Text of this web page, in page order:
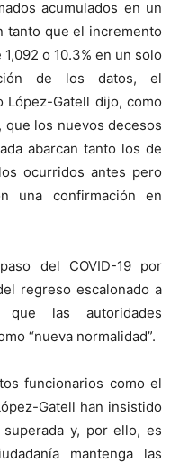
acumulados en un
tanto que el incremento
o 10.3% en un solo
de los datos, el
López-Gatell dijo, como
que los nuevos decesos
abarcan tanto los de
ocurridos antes pero
una confirmación en
del COVID-19 por
regreso escalonado a
que las autoridades
“nueva normalidad”.
funcionarios como el
Gatell han insistido
y, por ello, es
mantenga las